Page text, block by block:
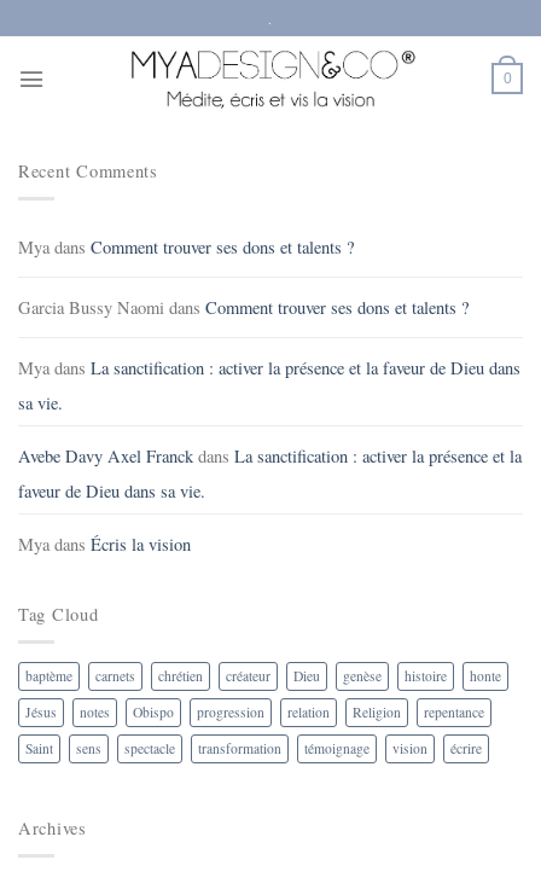
au
contenu
0
Recent Comments
Myadans Comment trouver ses dons et talents ?
Garcia Bussy Naomi dans Comment trouver ses dons et talents ?
Myadans La sanctification : activer la présence et la faveur de Dieu dans
sa vie.
Avebe Davy Axel Franck dans La sanctification : activer la présence et la
faveur de Dieu dans sa vie.
Myadans Écris la vision
Tag Cloud
baptème carnets chrétien créateur Dieu genèse histoire
honte
Jésus
notes Obispo progression relation Religion
repentance
Saint
sens spectacle transformation témoignage vision écrire
Archives